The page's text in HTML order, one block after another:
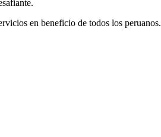
en beneficio de todos los peruanos.